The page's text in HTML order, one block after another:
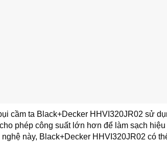
cầm ta Black+Decker HHVI320JR02 sử
phép công suất lớn hơn để làm sạch
này, Black+Decker HHVI320JR02 có